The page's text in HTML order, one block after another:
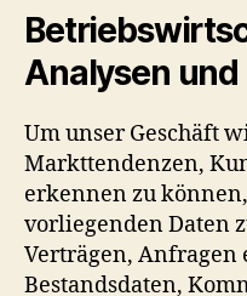
Analysen
Um unser Geschäft
Markttendenzen,
erkennen zu
vorliegenden Daten
Verträgen, Anfragen
Bestandsdaten,